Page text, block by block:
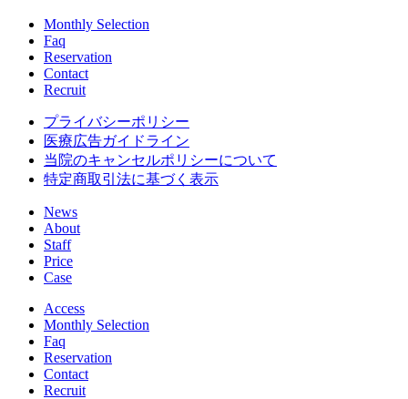
Monthly Selection
Faq
Reservation
Contact
Recruit
プライバシーポリシー
医療広告ガイドライン
当院のキャンセルポリシーについて
特定商取引法に基づく表示
News
About
Staff
Price
Case
Access
Monthly Selection
Faq
Reservation
Contact
Recruit